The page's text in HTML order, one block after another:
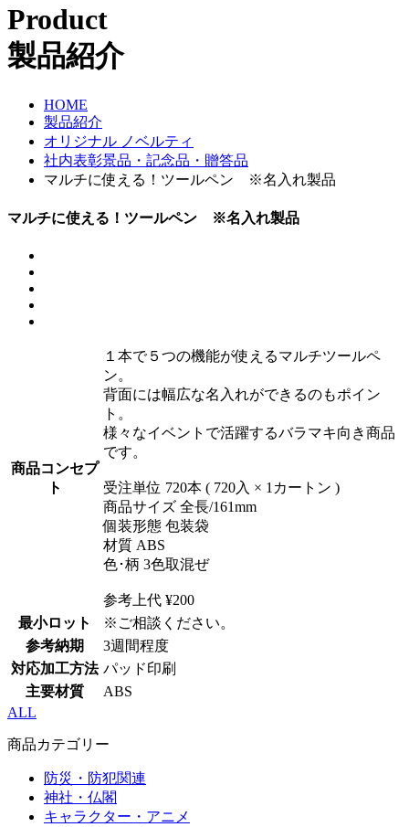
Product
製品紹介
HOME
製品紹介
オリジナル ノベルティ
社内表彰景品・記念品・贈答品
マルチに使える！ツールペン ※名入れ製品
マルチに使える！ツールペン ※名入れ製品
商品コンセプ
ト
１本で５つの機能が使えるマルチツールペ
ン。
背面には幅広な名入れができるのもポイン
ト。
様々なイベントで活躍するバラマキ向き商品
です。
受注単位 720本 ( 720入 × 1カートン )
商品サイズ 全長/161mm
個装形態 包装袋
材質 ABS
色･柄 3色取混ぜ
参考上代 ¥200
最小ロット
※ご相談ください。
参考納期
3週間程度
対応加工方法 パッド印刷
主要材質
ABS
ALL
商品カテゴリー
防災・防犯関連
神社・仏閣
キャラクター・アニメ